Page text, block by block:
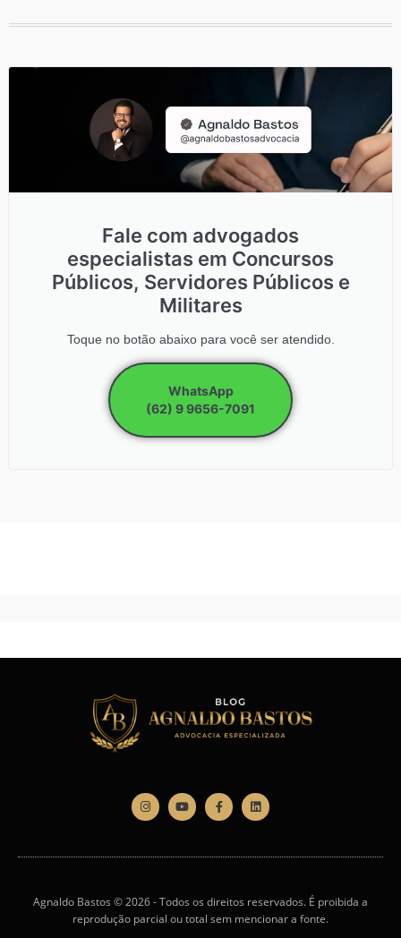
Fale com advogados
especialistas em Concursos
Públicos, Servidores Públicos e
Militares
Toque no botão abaixo para você ser atendido.
WhatsApp
(62) 9 9656-7091
Agnaldo Bastos © 2026 - Todos os direitos reservados. É proibida a
reprodução parcial ou total sem mencionar a fonte.